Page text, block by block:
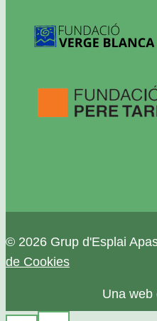
© 2026 Grup d'Esplai
de Cookies
Una web